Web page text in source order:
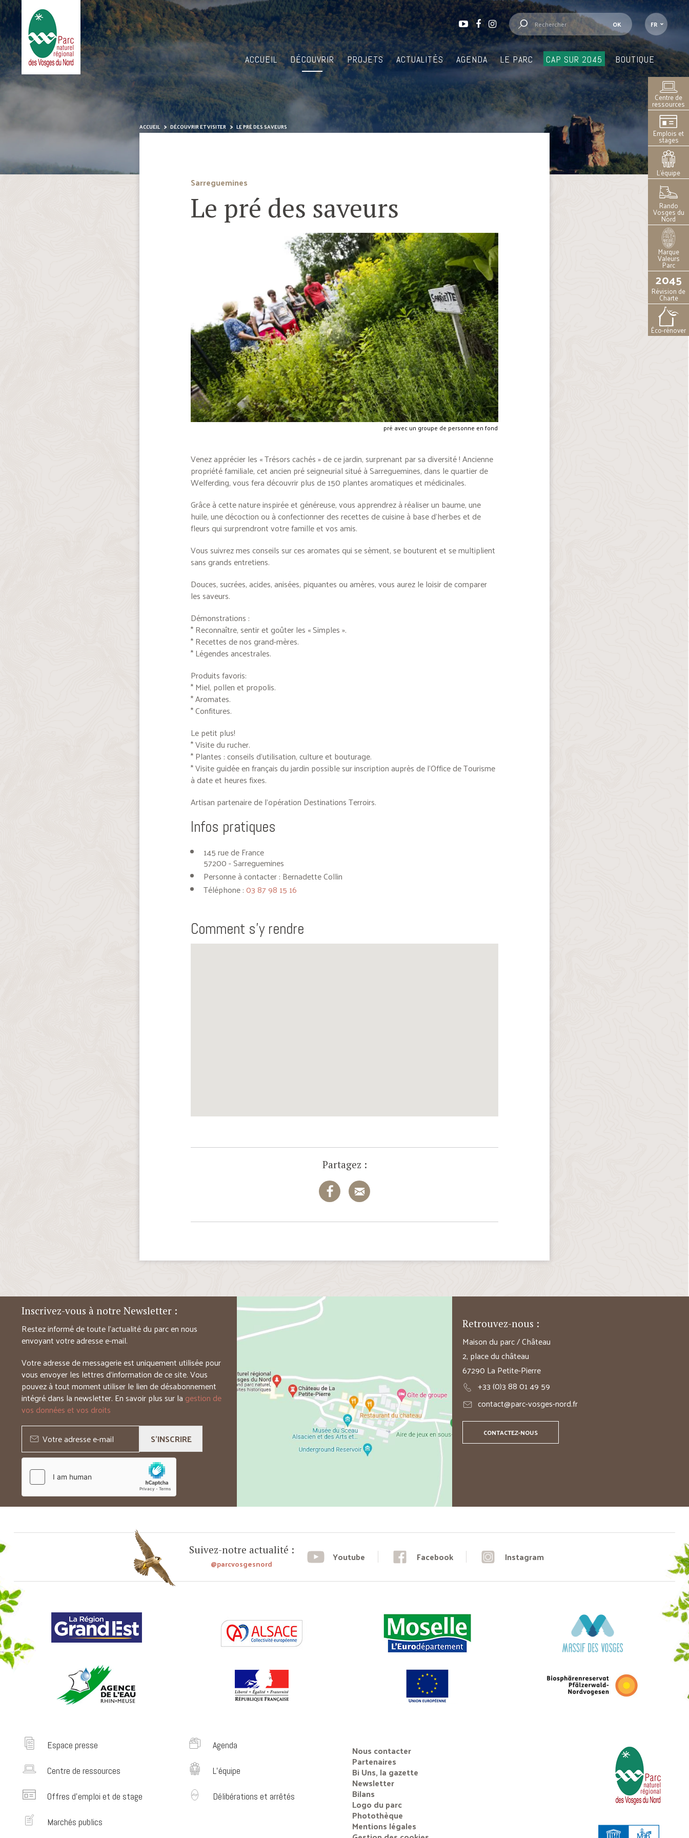
FR
ACCUEIL DÉCOUVRIR PROJETS ACTUALITÉS AGENDA LE PARC CAP SUR 2045 BOUTIQUE
Centre de
ressources
Emplois et
stages
L’équipe
Rando
Vosges du
Nord
Marque
Valeurs
Parc
2045
Révision de
Charte
Éco-rénover
ACCUEIL DÉCOUVRIR ET VISITER LE PRÉ DES SAVEURS
Sarreguemines
Le pré des saveurs
pré avec un groupe de personne en fond
Venez apprécier les « Trésors cachés » de ce jardin, surprenant par sa diversité ! Ancienne
propriété familiale, cet ancien pré seigneurial situé à Sarreguemines, dans le quartier de
Welferding, vous fera découvrir plus de 150 plantes aromatiques et médicinales.
Grâce à cette nature inspirée et généreuse, vous apprendrez à réaliser un baume, une
huile, une décoction ou à confectionner des recettes de cuisine à base d’herbes et de
fleurs qui surprendront votre famille et vos amis.
Vous suivrez mes conseils sur ces aromates qui se sèment, se bouturent et se multiplient
sans grands entretiens.
Douces, sucrées, acides, anisées, piquantes ou amères, vous aurez le loisir de comparer
les saveurs.
Démonstrations :
* Reconnaître, sentir et goûter les « Simples ».
* Recettes de nos grand-mères.
* Légendes ancestrales.
Produits favoris:
* Miel, pollen et propolis.
* Aromates.
* Confitures.
Le petit plus!
* Visite du rucher.
* Plantes : conseils d’utilisation, culture et bouturage.
* Visite guidée en français du jardin possible sur inscription auprès de l’Office de Tourisme
à date et heures fixes.
Artisan partenaire de l’opération Destinations Terroirs.
Infos pratiques
145 rue de France
57200 - Sarreguemines
Personne à contacter : Bernadette Collin
Téléphone :03 87 98 15 16
Comment s'y rendre
Partagez :
Inscrivez-vous à notre Newsletter :
Restez informé de toute l’actualité du parc en nous
envoyant votre adresse e-mail.
Votre adresse de messagerie est uniquement utilisée pour
vous envoyer les lettres d’information de ce site. Vous
pouvez à tout moment utiliser le lien de désabonnement
intégré dans la newsletter. En savoir plus sur la gestion de
vos données et vos droits
S'INSCRIRE
Retrouvez-nous :
Maison du parc / Château
2, place du château
67290 La Petite-Pierre
+33 (0)3 88 01 49 59
contact@parc-vosges-nord.fr
CONTACTEZ-NOUS
Suivez-notre actualité :
@parcvosgesnord
Youtube Facebook Instagram
Espace presse
Centre de ressources
Offres d’emploi et de stage
Marchés publics
Agenda
L’équipe
Délibérations et arrêtés
Nous contacter
Partenaires
Bi Uns, la gazette
Newsletter
Bilans
Logo du parc
Photothèque
Mentions légales